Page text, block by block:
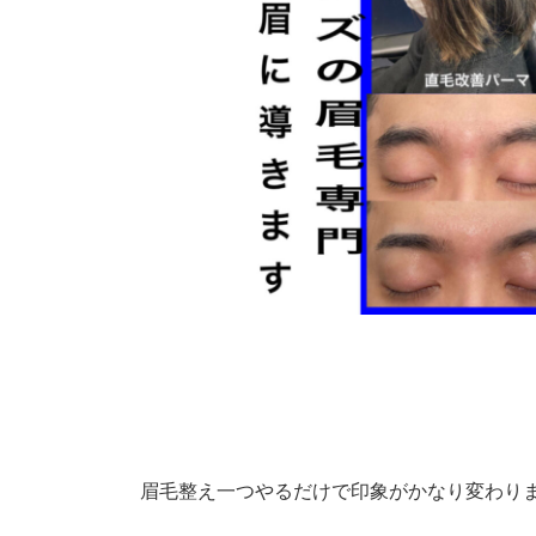
眉毛整え一つやるだけで印象がかなり変わり